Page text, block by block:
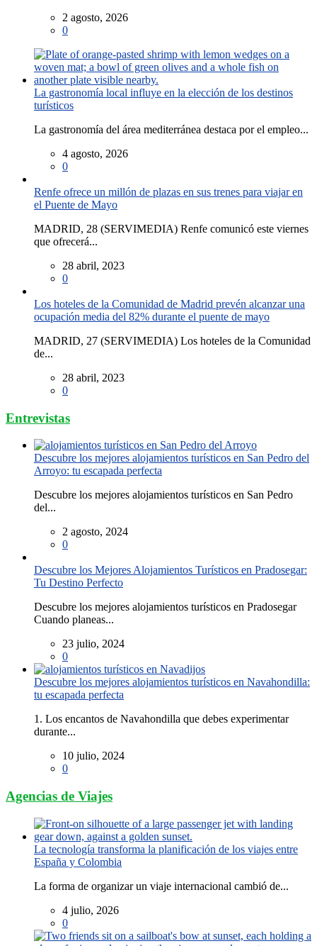
2 agosto, 2026
0
La gastronomía local influye en la elección de los destinos
turísticos
La gastronomía del área mediterránea destaca por el empleo...
4 agosto, 2026
0
Renfe ofrece un millón de plazas en sus trenes para viajar en
el Puente de Mayo
MADRID, 28 (SERVIMEDIA) Renfe comunicó este viernes
que ofrecerá...
28 abril, 2023
0
Los hoteles de la Comunidad de Madrid prevén alcanzar una
ocupación media del 82% durante el puente de mayo
MADRID, 27 (SERVIMEDIA) Los hoteles de la Comunidad
de...
28 abril, 2023
0
Entrevistas
Descubre los mejores alojamientos turísticos en San Pedro del
Arroyo: tu escapada perfecta
Descubre los mejores alojamientos turísticos en San Pedro
del...
2 agosto, 2024
0
Descubre los Mejores Alojamientos Turísticos en Pradosegar:
Tu Destino Perfecto
Descubre los mejores alojamientos turísticos en Pradosegar
Cuando planeas...
23 julio, 2024
0
Descubre los mejores alojamientos turísticos en Navahondilla:
tu escapada perfecta
1. Los encantos de Navahondilla que debes experimentar
durante...
10 julio, 2024
0
Agencias de Viajes
La tecnología transforma la planificación de los viajes entre
España y Colombia
La forma de organizar un viaje internacional cambió de...
4 julio, 2026
0